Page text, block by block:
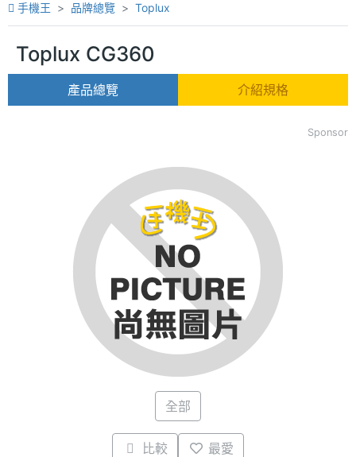
手機王 品牌總覽 Toplux
Toplux CG360
產品總覽 介紹規格
Sponsor
全部
比較 最愛